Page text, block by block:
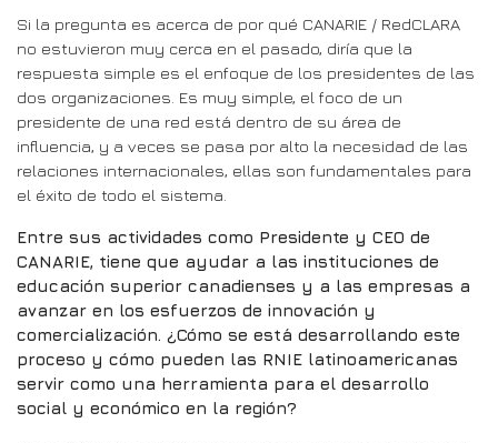
Si la pregunta es acerca de por qué CANARIE / RedCLARA
no estuvieron muy cerca en el pasado, diría que la
respuesta simple es el enfoque de los presidentes de las
dos organizaciones. Es muy simple, el foco de un
presidente de una red está dentro de su área de
influencia, y a veces se pasa por alto la necesidad de las
relaciones internacionales, ellas son fundamentales para
el éxito de todo el sistema.
Entre sus actividades como Presidente y CEO de
CANARIE, tiene que ayudar a las instituciones de
educación superior canadienses y a las empresas a
avanzar en los esfuerzos de innovación y
comercialización. ¿Cómo se está desarrollando este
proceso y cómo pueden las RNIE latinoamericanas
servir como una herramienta para el desarrollo
social y económico en la región?